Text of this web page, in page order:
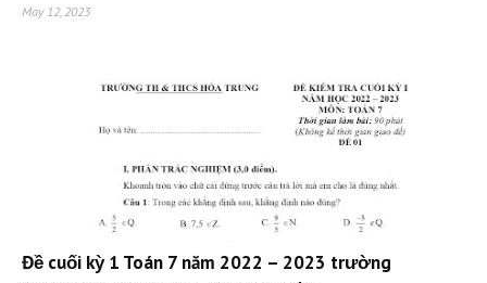
May 12, 2023
Đề cuối kỳ 1 Toán 7 năm 2022 – 2023 trường